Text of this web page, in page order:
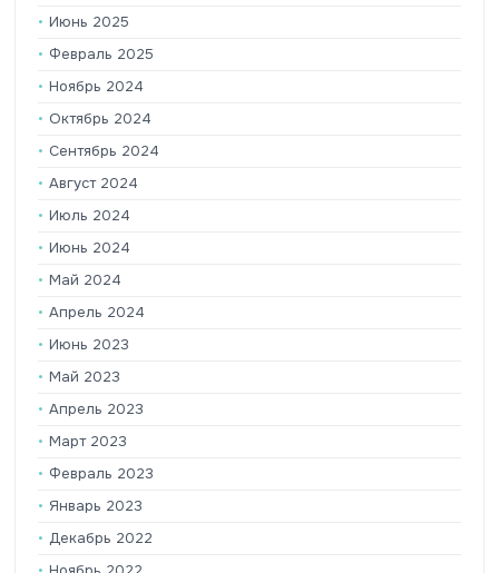
Июнь 2025
Февраль 2025
Ноябрь 2024
Октябрь 2024
Сентябрь 2024
Август 2024
Июль 2024
Июнь 2024
Май 2024
Апрель 2024
Июнь 2023
Май 2023
Апрель 2023
Март 2023
Февраль 2023
Январь 2023
Декабрь 2022